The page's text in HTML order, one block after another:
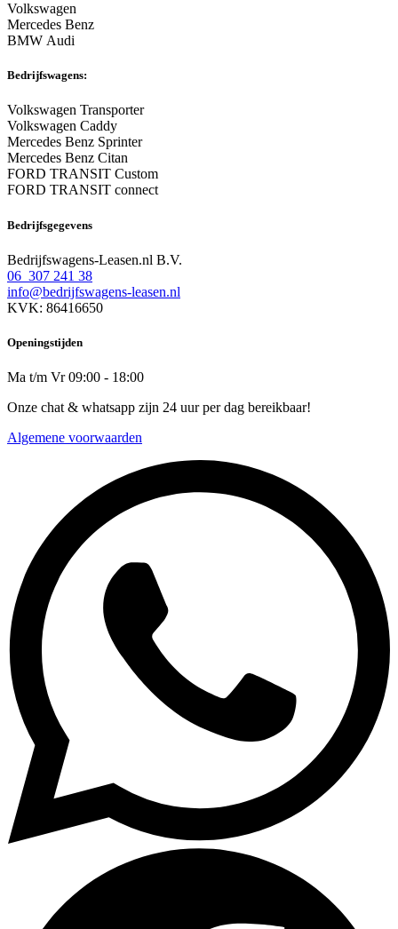
Volkswagen
Mercedes Benz
BMW Audi
Bedrijfswagens:
Volkswagen Transporter
Volkswagen Caddy
Mercedes Benz Sprinter
Mercedes Benz Citan
FORD TRANSIT Custom
FORD TRANSIT connect
Bedrijfsgegevens
Bedrijfswagens-Leasen.nl B.V.
06 307 241 38
info@bedrijfswagens-leasen.nl
KVK: 86416650
Openingstijden
Ma t/m Vr 09:00 - 18:00
Onze chat & whatsapp zijn 24 uur per dag bereikbaar!
Algemene voorwaarden